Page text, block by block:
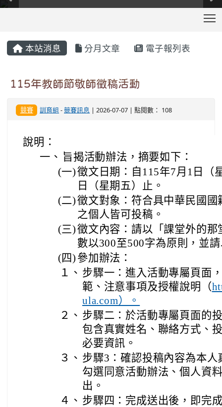
本站消息 分月文章 電子報列表
115年教師節敬師徵稿活動
競賽 訓育組 -競賽訊息 | 2026-07-07 | 點閱數： 108
說明：
一、 旨揭活動辦法，摘要如下：
(一)徵文日期：自115年7月1日（
日（星期五）止。
(二)徵文對象：符合具中華民國
之個人皆可投稿。
(三)徵文內容：請以「課堂外的
數以300至500字為原則，並
(四) 參加辦法：
１、 步驟一：進入活動專屬頁面
範、注意事項及授權說明（
ula.com）。
２、 步驟二：於活動專屬頁面的
包含真實姓名、聯絡方式、
必要資訊。
３、 步驟3：確認投稿內容為本
勾選同意活動辦法、個人資
出。
４、 步驟四：完成送出後，即完